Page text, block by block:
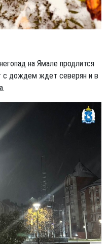
на Ямале продлится
с дождем ждет северян и в